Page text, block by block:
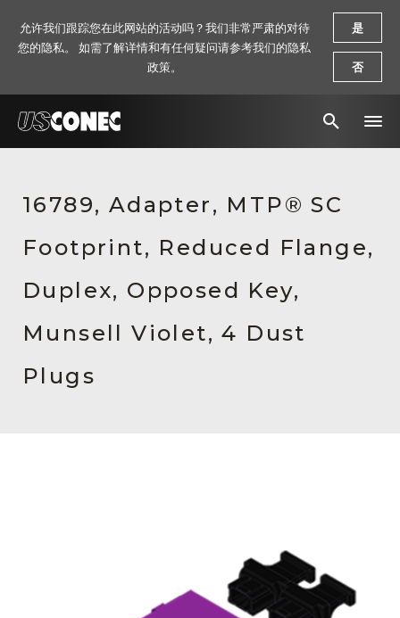
解决方案
产品
资源
关于我们
16789, Adapter, MTP® SC
Footprint, Reduced Flange,
Duplex, Opposed Key,
Munsell Violet, 4 Dust
Plugs
允许我们跟踪您在此网站的活动吗？我们非常严肃的对待
您的隐私。 如需了解详情和有任何疑问请参考我们的隐私
政策。
是
否